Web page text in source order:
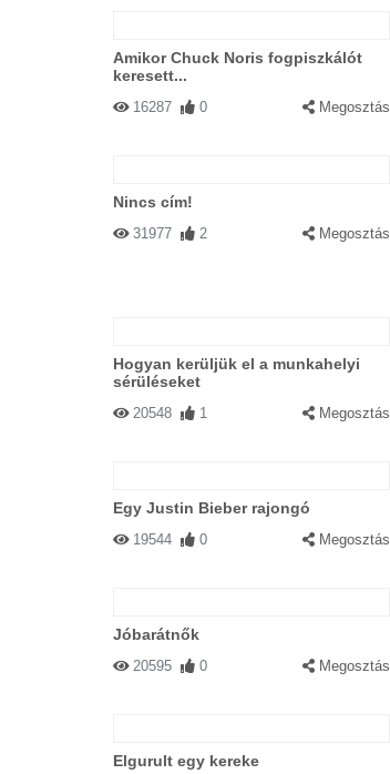
Amikor Chuck Noris fogpiszkálót
keresett...
16287 0 Megosztás
Nincs cím!
31977 2 Megosztás
Hogyan kerüljük el a munkahelyi
sérüléseket
20548 1 Megosztás
Egy Justin Bieber rajongó
19544 0 Megosztás
Jóbarátnők
20595 0 Megosztás
Elgurult egy kereke